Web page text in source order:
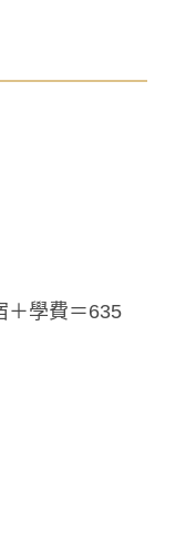
＋學費＝635